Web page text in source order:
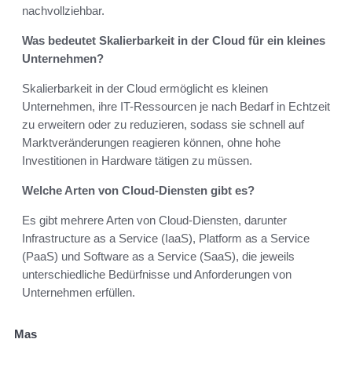
nachvollziehbar.
Was bedeutet Skalierbarkeit in der Cloud für ein kleines
Unternehmen?
Skalierbarkeit in der Cloud ermöglicht es kleinen
Unternehmen, ihre IT-Ressourcen je nach Bedarf in Echtzeit
zu erweitern oder zu reduzieren, sodass sie schnell auf
Marktveränderungen reagieren können, ohne hohe
Investitionen in Hardware tätigen zu müssen.
Welche Arten von Cloud-Diensten gibt es?
Es gibt mehrere Arten von Cloud-Diensten, darunter
Infrastructure as a Service (IaaS), Platform as a Service
(PaaS) und Software as a Service (SaaS), die jeweils
unterschiedliche Bedürfnisse und Anforderungen von
Unternehmen erfüllen.
Mas